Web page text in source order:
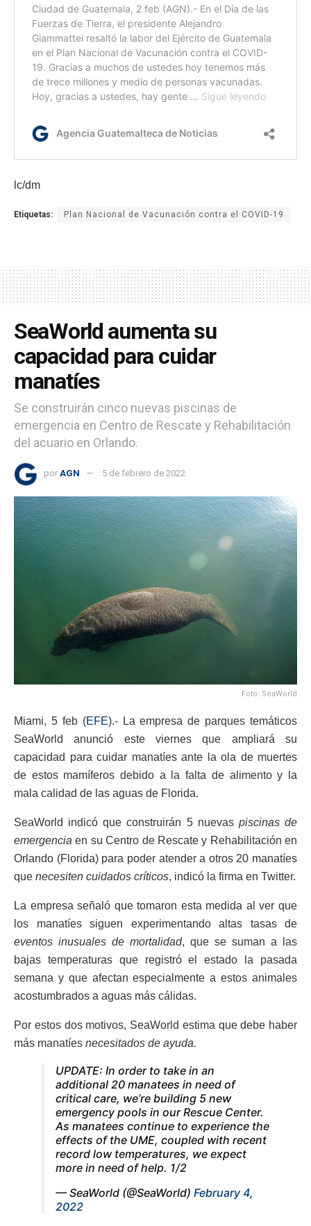
lc/dm
Etiquetas: Plan Nacional de Vacunación contra el COVID-19
SeaWorld aumenta su
capacidad para cuidar
manatíes
Se construirán cinco nuevas piscinas de
emergencia en Centro de Rescate y Rehabilitación
del acuario en Orlando.
por AGN 5 de febrero de 2022
Foto: SeaWorld
Miami, 5 feb (EFE).- La empresa de parques temáticos
SeaWorld anunció este viernes que ampliará su
capacidad para cuidar manatíes ante la ola de muertes
de estos mamíferos debido a la falta de alimento y la
mala calidad de las aguas de Florida.
SeaWorld indicó que construirán 5 nuevas piscinas de
emergencia en su Centro de Rescate y Rehabilitación en
Orlando (Florida) para poder atender a otros 20 manatíes
que necesiten cuidados críticos, indicó la firma en Twitter.
La empresa señaló que tomaron esta medida al ver que
los manatíes siguen experimentando altas tasas de
eventos inusuales de mortalidad, que se suman a las
bajas temperaturas que registró el estado la pasada
semana y que afectan especialmente a estos animales
acostumbrados a aguas más cálidas.
Por estos dos motivos, SeaWorld estima que debe haber
más manatíes necesitados de ayuda.
UPDATE: In order to take in an
additional 20 manatees in need of
critical care, we’re building 5 new
emergency pools in our Rescue Center.
As manatees continue to experience the
effects of the UME, coupled with recent
record low temperatures, we expect
more in need of help. 1/2
— SeaWorld (@SeaWorld) February 4,
2022